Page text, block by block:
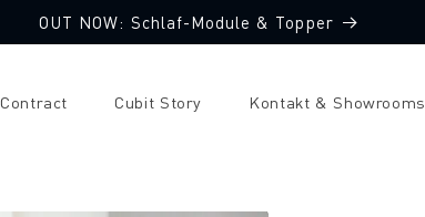
OUT NOW: Schlaf-Module & Topper
Contract Cubit Story Kontakt & Showrooms